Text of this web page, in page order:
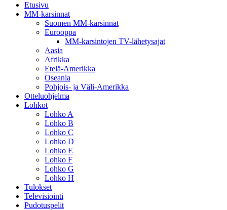
Etusivu
MM-karsinnat
Suomen MM-karsinnat
Eurooppa
MM-karsintojen TV-lähetysajat
Aasia
Afrikka
Etelä-Amerikka
Oseania
Pohjois- ja Väli-Amerikka
Otteluohjelma
Lohkot
Lohko A
Lohko B
Lohko C
Lohko D
Lohko E
Lohko F
Lohko G
Lohko H
Tulokset
Televisiointi
Pudotuspelit